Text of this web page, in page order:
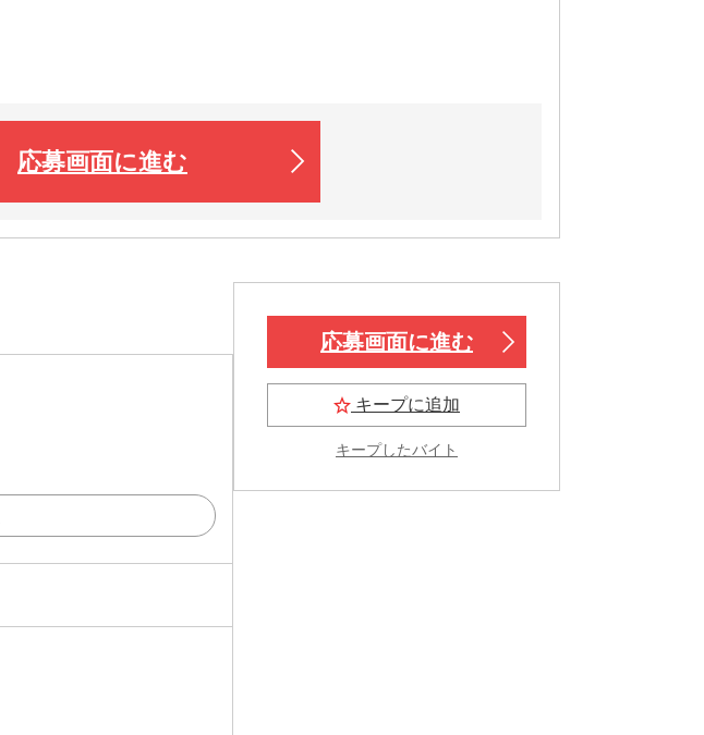
応募画面に進む
応募画面に進む
キープに追加
キープしたバイト